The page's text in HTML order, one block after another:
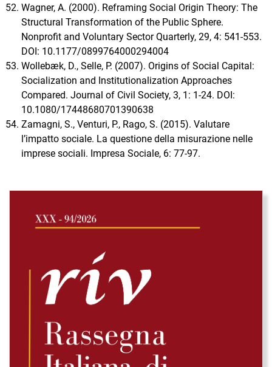
Wagner, A. (2000). Reframing Social Origin Theory: The
Structural Transformation of the Public Sphere.
Nonprofit and Voluntary Sector Quarterly, 29, 4: 541-553.
DOI: 10.1177/0899764000294004
Wollebæk, D., Selle, P. (2007). Origins of Social Capital:
Socialization and Institutionalization Approaches
Compared. Journal of Civil Society, 3, 1: 1-24. DOI:
10.1080/17448680701390638
Zamagni, S., Venturi, P., Rago, S. (2015). Valutare
l’impatto sociale. La questione della misurazione nelle
imprese sociali. Impresa Sociale, 6: 77-97.
Immagine di copertina